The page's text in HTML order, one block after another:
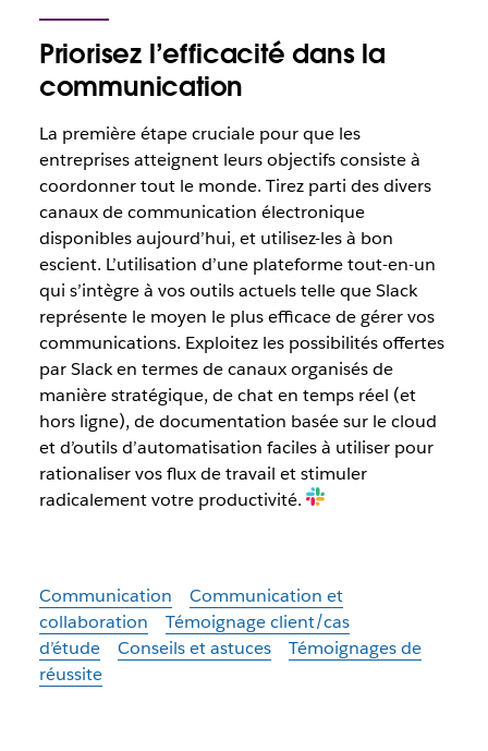
Priorisez l’efficacité dans la
communication
La première étape cruciale pour que les
entreprises atteignent leurs objectifs consiste à
coordonner tout le monde. Tirez parti des divers
canaux de communication électronique
disponibles aujourd’hui, et utilisez-les à bon
escient. L’utilisation d’une plateforme tout-en-un
qui s’intègre à vos outils actuels telle que Slack
représente le moyen le plus efficace de gérer vos
communications. Exploitez les possibilités offertes
par Slack en termes de canaux organisés de
manière stratégique, de chat en temps réel (et
hors ligne), de documentation basée sur le cloud
et d’outils d’automatisation faciles à utiliser pour
rationaliser vos flux de travail et stimuler
radicalement votre productivité.
Communication
Communication et
collaboration
Témoignage client/cas
d’étude
Conseils et astuces
Témoignages de
réussite